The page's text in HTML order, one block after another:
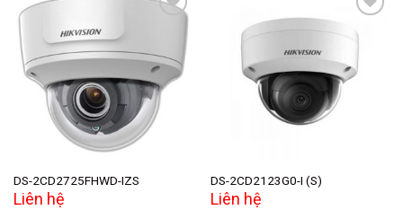
Add to
wishlist
DS-2CD2725FHWD-IZS
Liên hệ
wishlist
DS-2CD2123G0-I (S)
Liên hệ